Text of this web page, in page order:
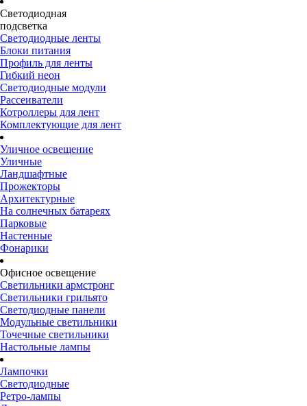
Светодиодная
подсветка
Светодиодные ленты
Блоки питания
Профиль для ленты
Гибкий неон
Светодиодные модули
Рассеиватели
Котроллеры для лент
Комплектующие для лент
Уличное освещение
Уличные
Ландшафтные
Прожекторы
Архитектурные
На солнечных батареях
Парковые
Настенные
Фонарики
Офисное освещение
Светильники армстронг
Светильники грильято
Светодиодные панели
Модульные светильники
Точечные светильники
Настольные лампы
Лампочки
Светодиодные
Ретро-лампы